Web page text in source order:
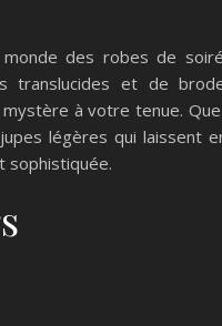
monde des robes de
translucides et de
à votre tenue.
légères qui laissent
sophistiquée.